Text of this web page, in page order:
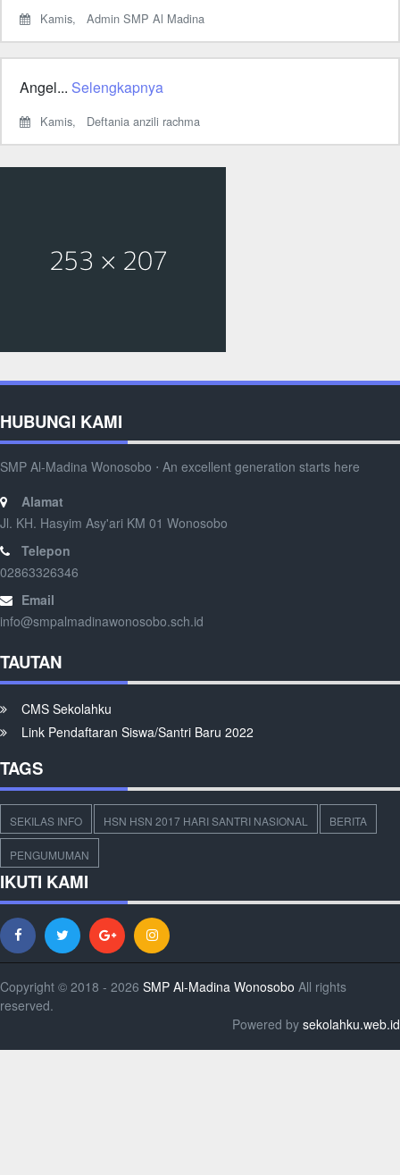
Kamis, Admin SMP Al Madina
Angel... Selengkapnya
Kamis, Deftania anzili rachma
HUBUNGI KAMI
SMP Al-Madina Wonosobo ⋅ An excellent generation starts here
Alamat
Jl. KH. Hasyim Asy'ari KM 01 Wonosobo
Telepon
02863326346
Email
info@smpalmadinawonosobo.sch.id
TAUTAN
CMS Sekolahku
Link Pendaftaran Siswa/Santri Baru 2022
TAGS
SEKILAS INFO HSN HSN 2017 HARI SANTRI NASIONAL BERITA
PENGUMUMAN
IKUTI KAMI
Copyright © 2018 - 2026 SMP Al-Madina Wonosobo All rights
reserved.
Powered by sekolahku.web.id